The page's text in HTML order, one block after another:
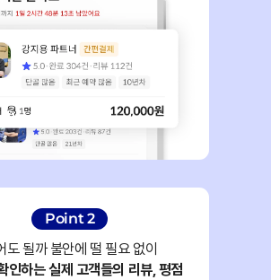
Point 2
도 될까 불안에 떨 필요 없이
인하는 실제 고객들의 리뷰, 평점